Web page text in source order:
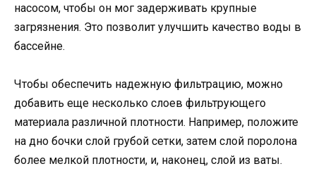
насосом, чтобы он мог задерживать крупные
загрязнения. Это позволит улучшить качество воды в
бассейне.
Чтобы обеспечить надежную фильтрацию, можно
добавить еще несколько слоев фильтрующего
материала различной плотности. Например, положите
на дно бочки слой грубой сетки, затем слой поролона
более мелкой плотности, и, наконец, слой из ваты.